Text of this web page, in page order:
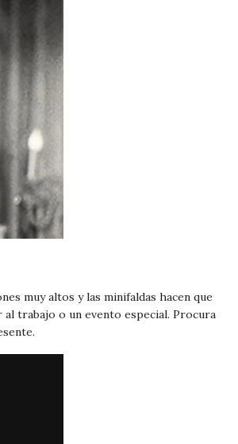
muy altos y las minifaldas hacen que
trabajo o un evento especial. Procura